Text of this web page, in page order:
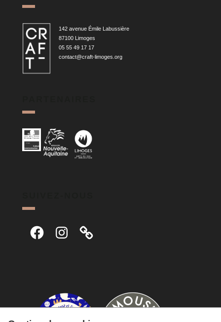
142 avenue Émile Labussière
87100 Limoges
05 55 49 17 17
contact@craft-limoges.org
FacebookInstagram